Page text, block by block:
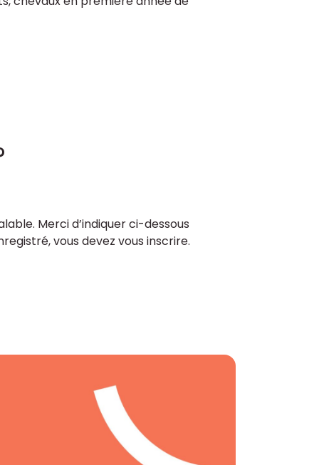
Merci d’indiquer ci-dessous
vous devez vous inscrire.